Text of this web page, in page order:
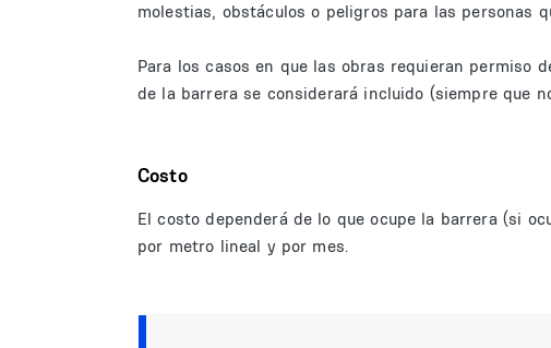
molestias, obstáculos o peligros para las personas
Para los casos en que las obras requieran permiso
de la barrera se considerará incluido (siempre que
Costo
El costo dependerá de lo que ocupe la barrera (si
por metro lineal y por mes.